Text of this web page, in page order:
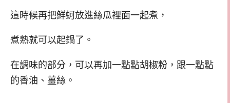
這時候再把鮮蚵放進絲瓜裡面一起煮，
煮熟就可以起鍋了。
在調味的部分，可以再加一點點胡椒粉，跟一點點
的香油、薑絲。